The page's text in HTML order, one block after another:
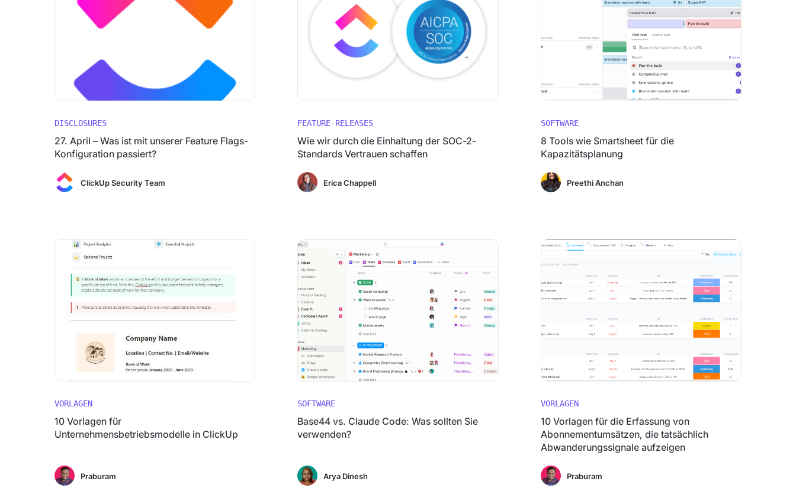
DISCLOSURES
27. April – Was ist mit unserer Feature Flags-
Konfiguration passiert?
ClickUp Security Team
FEATURE-RELEASES
Wie wir durch die Einhaltung der SOC-2-
Standards Vertrauen schaffen
Erica Chappell
SOFTWARE
8 Tools wie Smartsheet für die
Kapazitätsplanung
Preethi Anchan
VORLAGEN
10 Vorlagen für
Unternehmensbetriebsmodelle in ClickUp
Praburam
SOFTWARE
Base44 vs. Claude Code: Was sollten Sie
verwenden?
Arya Dinesh
VORLAGEN
10 Vorlagen für die Erfassung von
Abonnementumsätzen, die tatsächlich
Abwanderungssignale aufzeigen
Praburam